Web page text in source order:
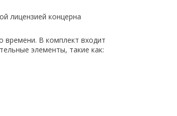
лицензией концерна
времени. В комплект входит
элементы, такие как: